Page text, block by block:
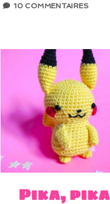
10 COMMENTAIRES
Pika,